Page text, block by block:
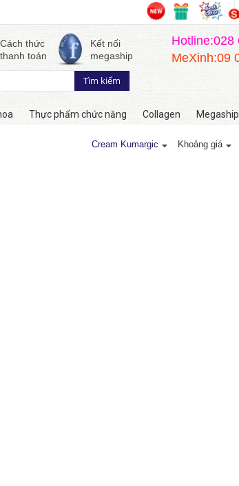
Cách thức
thanh toán
Kết nối
megaship
Hotline:028
MeXinh:09
Thực phẩm chức năng Collagen
Cream Kumargic Khoảng giá